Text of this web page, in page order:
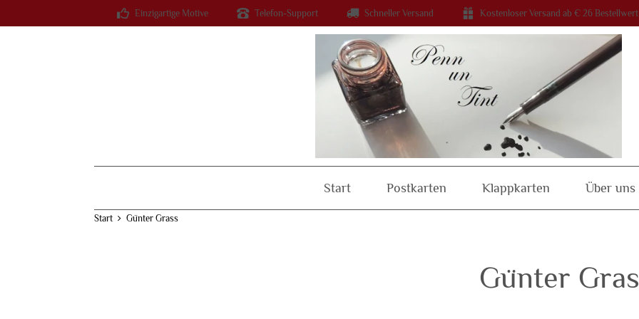
Einzigartige Motive Telefon-Support Schneller Versand Kostenloser Versand ab € 26 Bestellwert
Start Postkarten Klappkarten Über uns
Start Günter Grass
Günter